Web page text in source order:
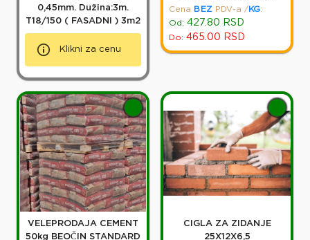
0,45mm. Dužina:3m.
T18/150 ( FASADNI ) 3m2
Klikni za cenu
Cena
BEZ PDV-a / KG:
Od: 427.80 RSD
Do: 465.00 RSD
VELEPRODAJA CEMENT
50kg BEOČIN STANDARD
CIGLA ZA ZIDANJE
25X12X6,5